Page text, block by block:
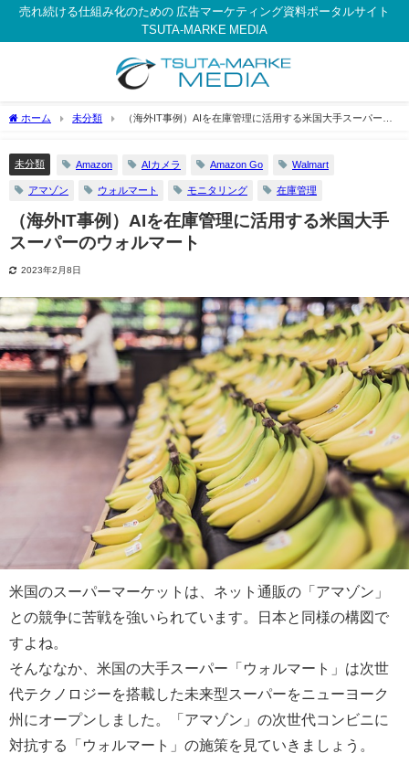
売れ続ける仕組み化のための 広告マーケティング資料ポータルサイト
TSUTA-MARKE MEDIA
ホーム 未分類
（海外IT事例）AIを在庫管理に活用する米国大手スーパーの
未分類 Amazon AIカメラ Amazon Go Walmart
アマゾン ウォルマート モニタリング 在庫管理
（海外IT事例）AIを在庫管理に活用する米国大手
スーパーのウォルマート
2023年2月8日
米国のスーパーマーケットは、ネット通販の「アマゾン」
との競争に苦戦を強いられています。日本と同様の構図で
すよね。
そんななか、米国の大手スーパー「ウォルマート」は次世
代テクノロジーを搭載した未来型スーパーをニューヨーク
州にオープンしました。「アマゾン」の次世代コンビニに
対抗する「ウォルマート」の施策を見ていきましょう。